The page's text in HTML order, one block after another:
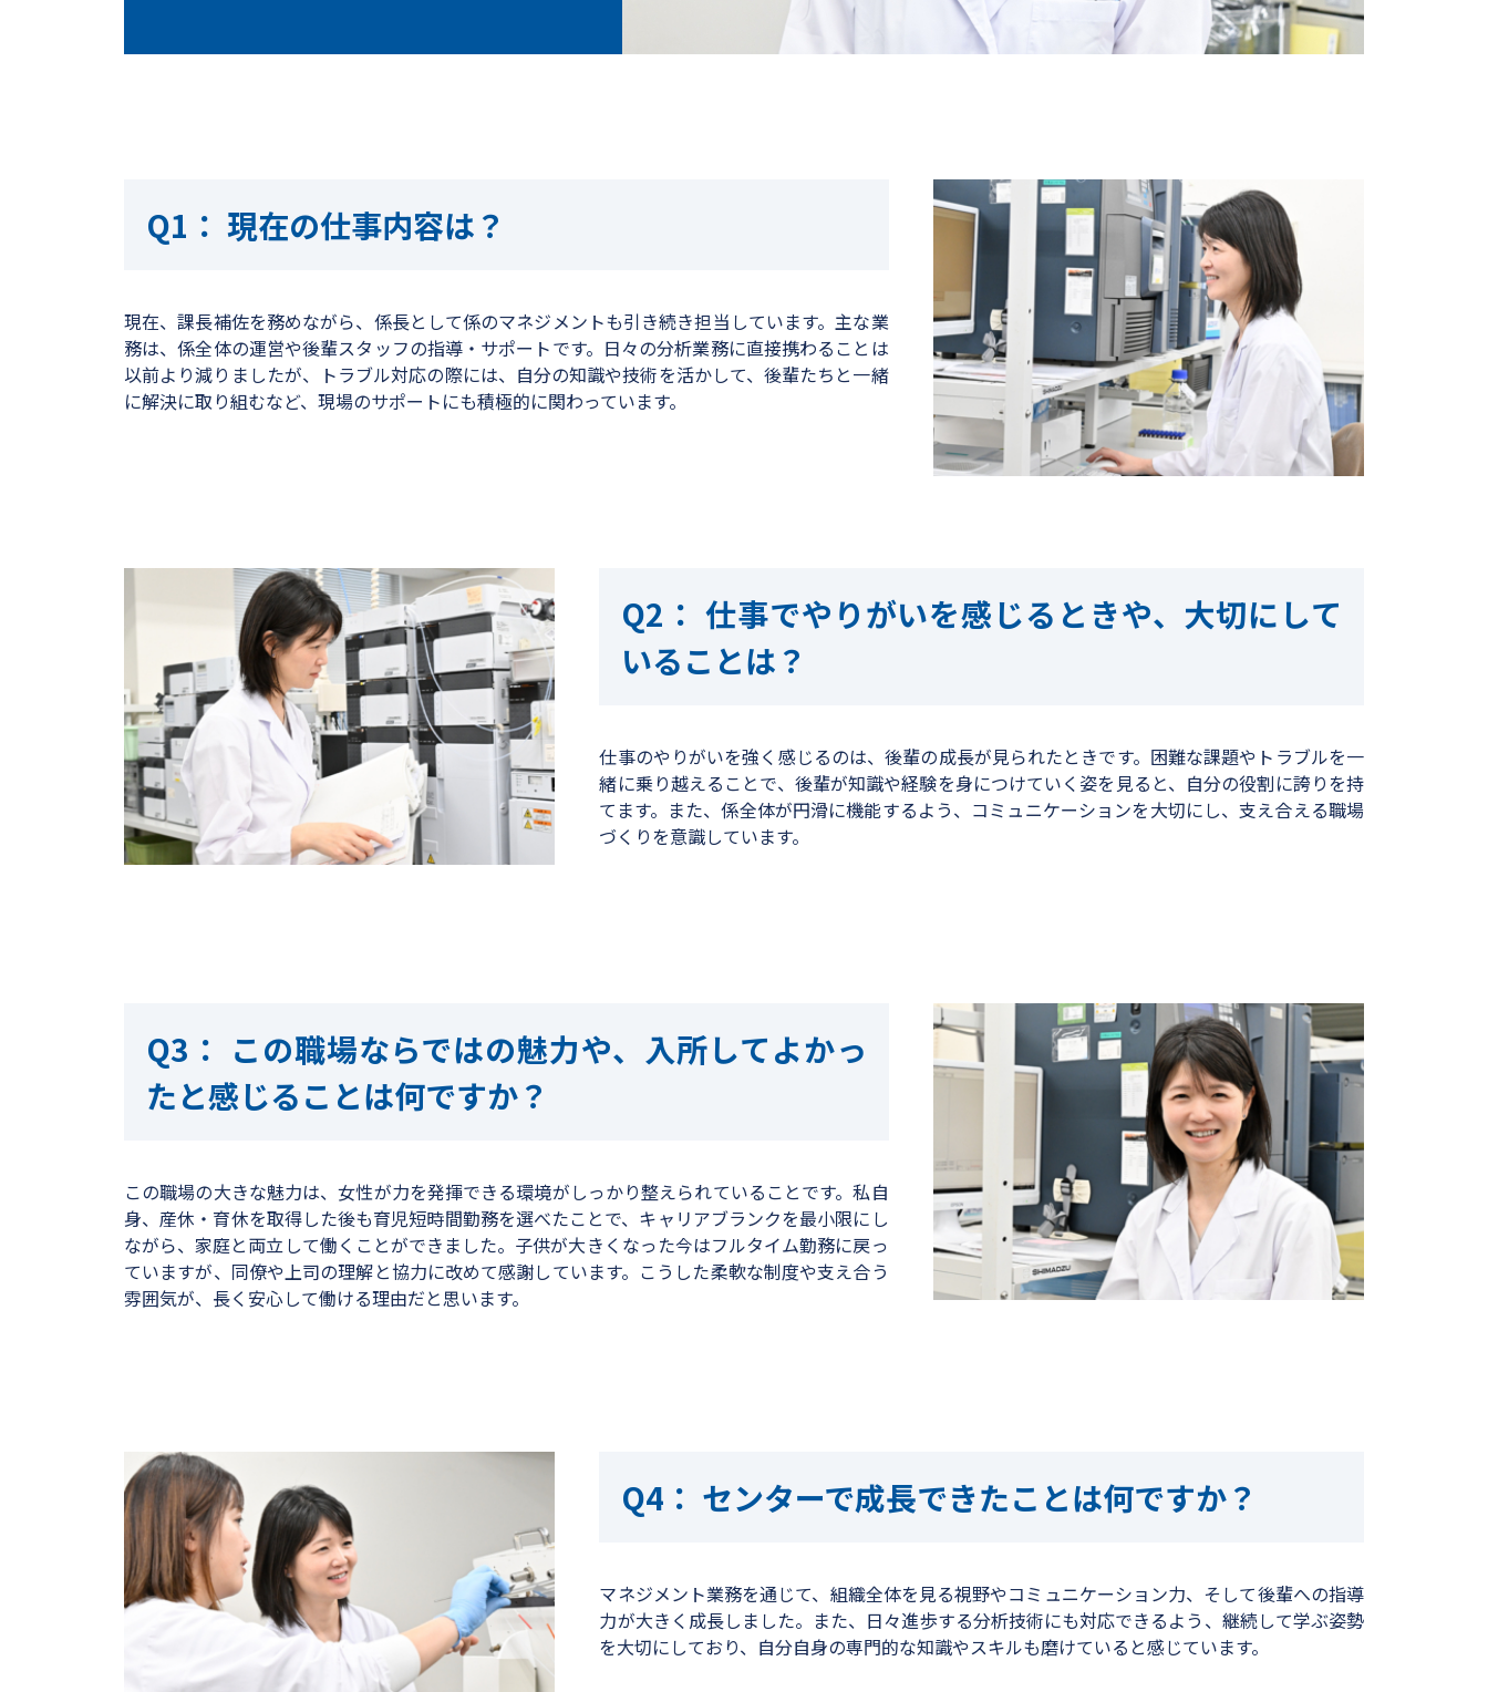
現在の仕事内容は？
現在、課長補佐を務めながら、係長として係のマネジメントも引き続き担当しています。主な業
務は、係全体の運営や後輩スタッフの指導・サポートです。日々の分析業務に直接携わることは
以前より減りましたが、トラブル対応の際には、自分の知識や技術を活かして、後輩たちと一緒
に解決に取り組むなど、現場のサポートにも積極的に関わっています。
仕事でやりがいを感じるときや、大切にして
いることは？
仕事のやりがいを強く感じるのは、後輩の成長が見られたときです。困難な課題やトラブルを一
緒に乗り越えることで、後輩が知識や経験を身につけていく姿を見ると、自分の役割に誇りを持
てます。また、係全体が円滑に機能するよう、コミュニケーションを大切にし、支え合える職場
づくりを意識しています。
この職場ならではの魅力や、入所してよかっ
たと感じることは何ですか？
この職場の大きな魅力は、女性が力を発揮できる環境がしっかり整えられていることです。私自
身、産休・育休を取得した後も育児短時間勤務を選べたことで、キャリアブランクを最小限にし
ながら、家庭と両立して働くことができました。子供が大きくなった今はフルタイム勤務に戻っ
ていますが、同僚や上司の理解と協力に改めて感謝しています。こうした柔軟な制度や支え合う
雰囲気が、長く安心して働ける理由だと思います。
センターで成長できたことは何ですか？
マネジメント業務を通じて、組織全体を見る視野やコミュニケーション力、そして後輩への指導
力が大きく成長しました。また、日々進歩する分析技術にも対応できるよう、継続して学ぶ姿勢
を大切にしており、自分自身の専門的な知識やスキルも磨けていると感じています。